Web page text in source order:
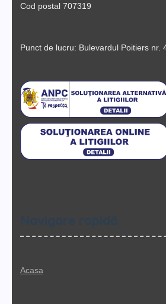
Cod postal 707319
Punct de lucru: Bulevardul Poitiers nr.
Acasa